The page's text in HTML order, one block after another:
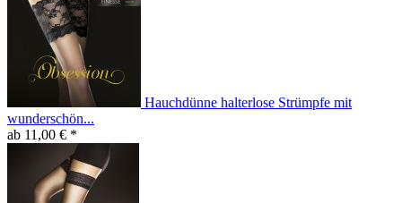
Hauchdünne halterlose Strümpfe mit
wunderschön...
ab 11,00 € *